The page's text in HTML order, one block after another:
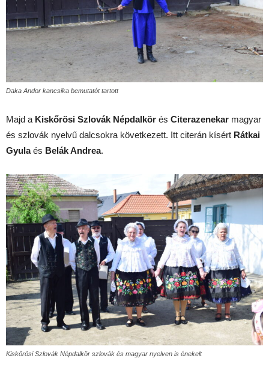
Daka Andor kancsika bemutatót tartott
Majd a Kiskőrösi Szlovák Népdalkör és Citerazenekar magyar
és szlovák nyelvű dalcsokra következett. Itt citerán kísért Rátkai
Gyulaés Belák Andrea.
Kiskőrösi Szlovák Népdalkör szlovák és magyar nyelven is énekelt